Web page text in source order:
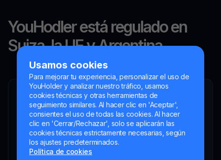
Usamos cookies
Para mejorar tu experiencia, personalizar el uso de
YouHolder y analizar nuestro tráfico, usamos
cookies técnicas y otras herramientas de
seguimiento similares. Al hacer clic en 'Aceptar',
consientes el uso de todas las cookies. Al hacer
clic en 'Cerrar/Rechazar', solo se aplicarán las
cookies técnicas estrictamente necesarias, según
los ajustes predeterminados.
Política de cookies
YouHodler está regulado en
Suiza, la UE y Argentina.
YouHodler SA
Intermediario financiero registrado
YouHodler Italy S.R.L.
Registered as a VASP with the OAM
YouHodler SA
Registrada como VASP en el Banco de España